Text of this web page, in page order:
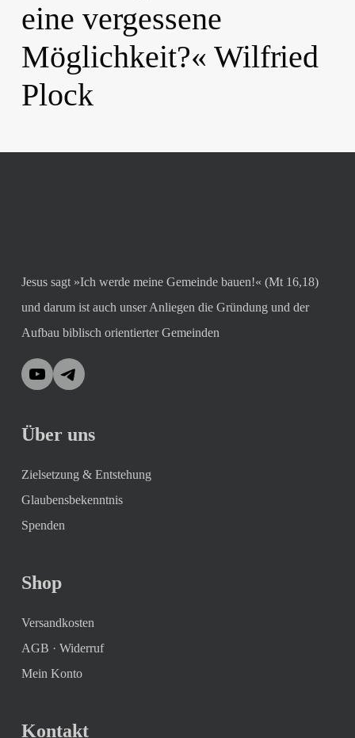
eine vergessene
Möglichkeit?« Wilfried
Plock
Jesus sagt »Ich werde meine Gemeinde bauen!« (Mt 16,18)
und darum ist auch unser Anliegen die Gründung und der
Aufbau biblisch orientierter Gemeinden
YouTubeTelegram
Über uns
Zielsetzung & Entstehung
Glaubensbekenntnis
Spenden
Shop
Versandkosten
AGB · Widerruf
Mein Konto
Kontakt